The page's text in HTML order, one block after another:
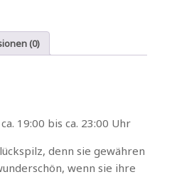
(0)
19:00 bis ca. 23:00 Uhr
denn sie gewähren
wenn sie ihre